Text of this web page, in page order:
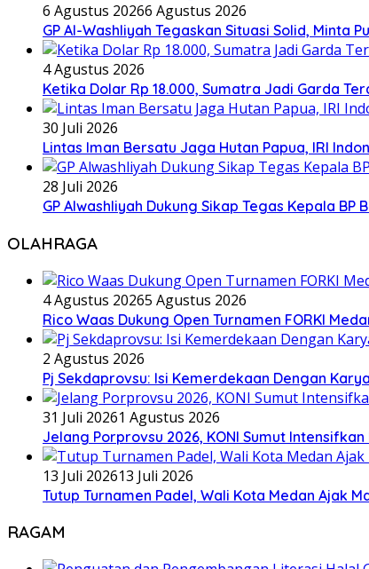
6 Agustus 20266 Agustus 2026
GP Al-Washliyah Tegaskan Situasi Solid, Minta
4 Agustus 2026
Ketika Dolar Rp 18.000, Sumatra Jadi Garda
30 Juli 2026
Lintas Iman Bersatu Jaga Hutan Papua, IRI
28 Juli 2026
GP Alwashliyah Dukung Sikap Tegas Kepala
OLAHRAGA
4 Agustus 20265 Agustus 2026
Rico Waas Dukung Open Turnamen FORKI
2 Agustus 2026
Pj Sekdaprovsu: Isi Kemerdekaan Dengan
31 Juli 20261 Agustus 2026
Jelang Porprovsu 2026, KONI Sumut
13 Juli 202613 Juli 2026
Tutup Turnamen Padel, Wali Kota Medan Ajak
RAGAM